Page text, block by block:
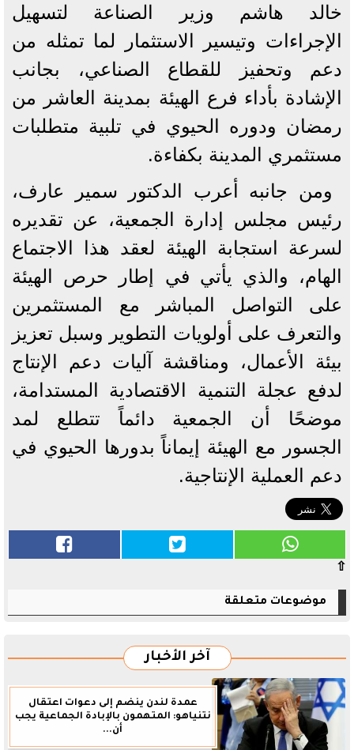
خالد هاشم وزير الصناعة لتسهيل
الإجراءات وتيسير الاستثمار لما تمثله من
دعم وتحفيز للقطاع الصناعي، بجانب
الإشادة بأداء فرع الهيئة بمدينة العاشر من
رمضان ودوره الحيوي في تلبية متطلبات
مستثمري المدينة بكفاءة.
ومن جانبه أعرب الدكتور سمير عارف،
رئيس مجلس إدارة الجمعية، عن تقديره
لسرعة استجابة الهيئة لعقد هذا الاجتماع
الهام، والذي يأتي في إطار حرص الهيئة
على التواصل المباشر مع المستثمرين
والتعرف على أولويات التطوير وسبل تعزيز
بيئة الأعمال، ومناقشة آليات دعم الإنتاج
لدفع عجلة التنمية الاقتصادية المستدامة،
موضحًا أن الجمعية دائماً تتطلع لمد
الجسور مع الهيئة إيماناً بدورها الحيوي في
دعم العملية الإنتاجية.
⇧
موضوعات متعلقة
آخر الأخبار
عمدة لندن ينضم إلى دعوات اعتقال
نتنياهو: المتهمون بالإبادة الجماعية يجب
أن...